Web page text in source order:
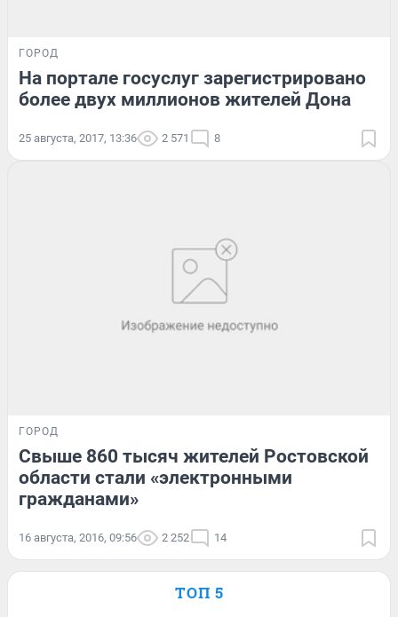
ГОРОД
На портале госуслуг зарегистрировано
более двух миллионов жителей Дона
25 августа, 2017, 13:36 2 571 8
ГОРОД
Свыше 860 тысяч жителей Ростовской
области стали «электронными
гражданами»
16 августа, 2016, 09:56 2 252 14
ТОП 5